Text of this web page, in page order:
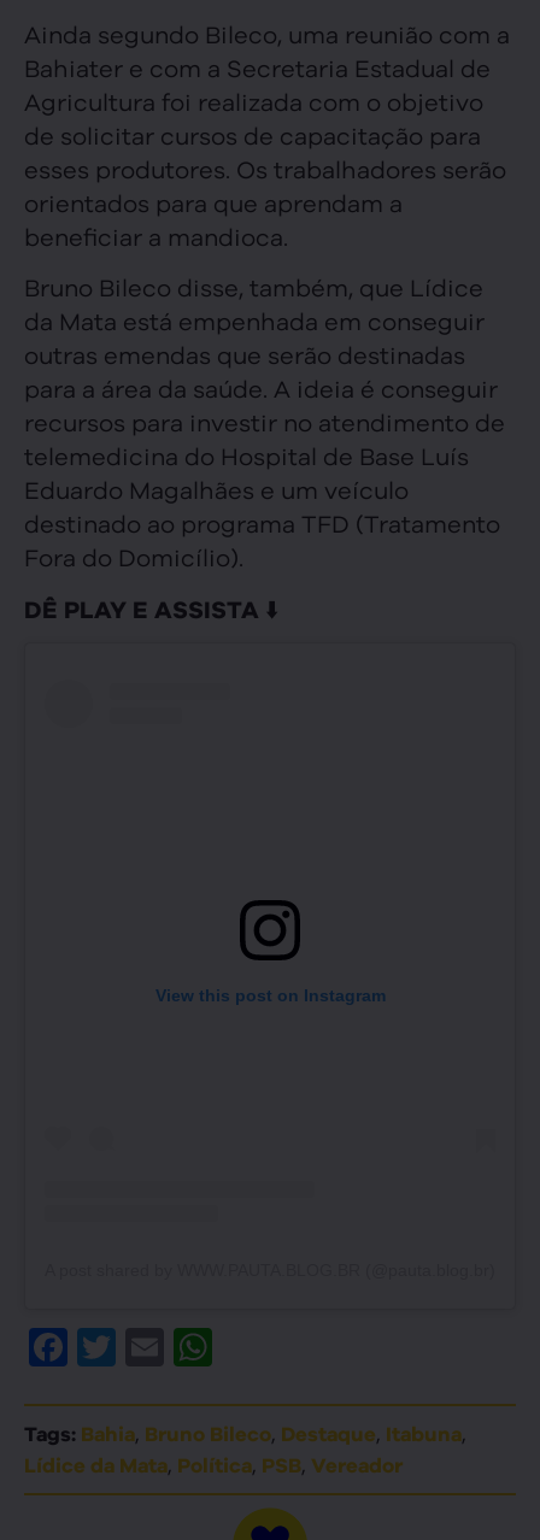
Ainda segundo Bileco, uma reunião com a
Bahiater e com a Secretaria Estadual de
Agricultura foi realizada com o objetivo
de solicitar cursos de capacitação para
esses produtores. Os trabalhadores serão
orientados para que aprendam a
beneficiar a mandioca.
Bruno Bileco disse, também, que Lídice
da Mata está empenhada em conseguir
outras emendas que serão destinadas
para a área da saúde. A ideia é conseguir
recursos para investir no atendimento de
telemedicina do Hospital de Base Luís
Eduardo Magalhães e um veículo
destinado ao programa TFD (Tratamento
Fora do Domicílio).
DÊ PLAY E ASSISTA ⬇️
View this post on Instagram
Facebook
Twitter
Email
Tags: Bahia, Bruno Bileco, Destaque, Itabuna,
Lídice da Mata, Política, PSB, Vereador